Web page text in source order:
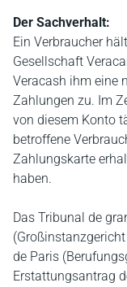
Der Sachverhalt:
Ein Verbraucher
Gesellschaft
Veracash ihm eine
Zahlungen zu. Im
von diesem Konto
betroffene
Zahlungskarte
haben.
Das Tribunal de
de Paris
Erstattungsantrag